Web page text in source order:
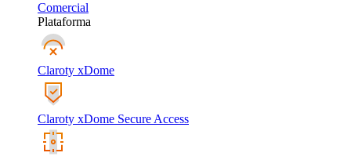
Comercial
Plataforma
Claroty xDome
Claroty xDome Secure Access